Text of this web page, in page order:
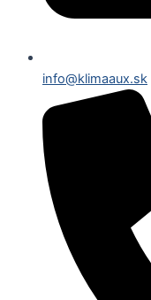
info@klimaaux.sk